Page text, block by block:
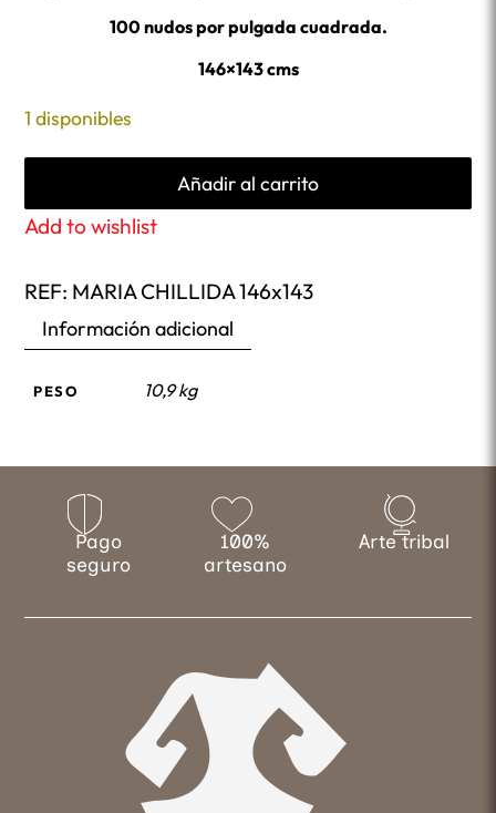
100 nudos por pulgada cuadrada.
146×143 cms
1 disponibles
Añadir al carrito
Add to wishlist
REF: MARIA CHILLIDA 146x143
Información adicional
PESO 10,9 kg
Pago
seguro
100%
artesano
Arte tribal